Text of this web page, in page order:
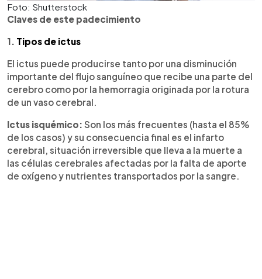
Foto: Shutterstock
Claves de este padecimiento
1. Tipos de ictus
El ictus puede producirse tanto por una disminución
importante del flujo sanguíneo que recibe una parte del
cerebro como por la hemorragia originada por la rotura
de un vaso cerebral.
Ictus isquémico: Son los más frecuentes (hasta el 85%
de los casos) y su consecuencia final es el infarto
cerebral, situación irreversible que lleva a la muerte a
las células cerebrales afectadas por la falta de aporte
de oxígeno y nutrientes transportados por la sangre.